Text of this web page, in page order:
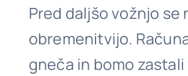
Pred daljšo vožnjo
obremenitvijo.
gneča in bomo